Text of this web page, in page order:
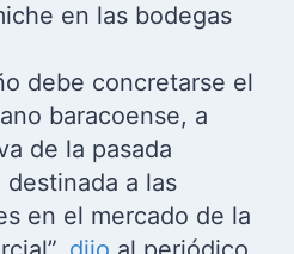
en las bodegas
debe concretarse el
baracoense, a
de la pasada
a las
en el mercado de la